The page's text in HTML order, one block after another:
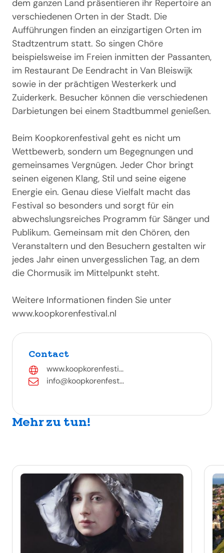
dem ganzen Land präsentieren ihr Repertoire an
verschiedenen Orten in der Stadt. Die
Aufführungen finden an einzigartigen Orten im
Stadtzentrum statt. So singen Chöre
beispielsweise im Freien inmitten der Passanten,
im Restaurant De Eendracht in Van Bleiswijk
sowie in der prächtigen Westerkerk und
Zuiderkerk. Besucher können die verschiedenen
Darbietungen bei einem Stadtbummel genießen.
Beim Koopkorenfestival geht es nicht um
Wettbewerb, sondern um Begegnungen und
gemeinsames Vergnügen. Jeder Chor bringt
seinen eigenen Klang, Stil und seine eigene
Energie ein. Genau diese Vielfalt macht das
Festival so besonders und sorgt für ein
abwechslungsreiches Programm für Sänger und
Publikum. Gemeinsam mit den Chören, den
Veranstaltern und den Besuchern gestalten wir
jedes Jahr einen unvergesslichen Tag, an dem
die Chormusik im Mittelpunkt steht.
Weitere Informationen finden Sie unter
www.koopkorenfestival.nl
Contact
www.koopkorenfesti...
info@koopkorenfest...
Mehr zu tun!